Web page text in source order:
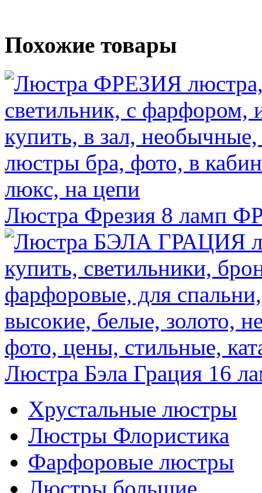
Похожие товары
Люстра Фрезия 8 ламп
Люстра Бэла Грация 16
Хрустальные люстры
Люстры Флористика
Фарфоровые люстры
Люстры большие